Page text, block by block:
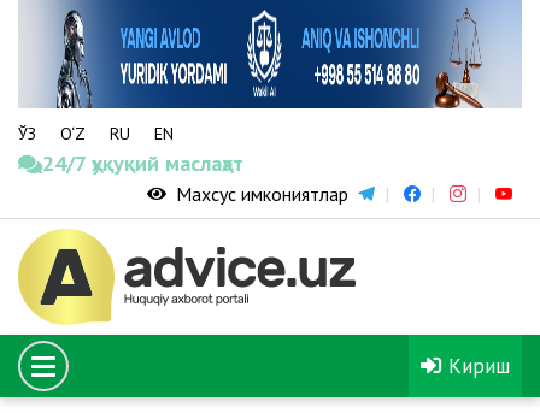
ЎЗ O‘Z RU EN
24/7 ҳуқуқий маслаҳат
Махсус имкониятлар
Кириш